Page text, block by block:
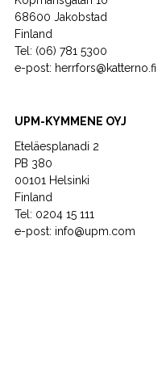
68600 Jakobstad
Finland
Tel: (06) 781 5300
e-post: herrfors@katterno.fi
UPM-KYMMENE OYJ
Eteläesplanadi 2
PB 380
00101 Helsinki
Finland
Tel: 0204 15 111
e-post: info@upm.com